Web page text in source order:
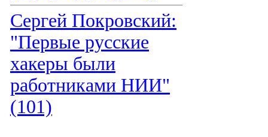
Сергей Покровский:
"Первые русские
хакеры были
работниками НИИ"
(101)